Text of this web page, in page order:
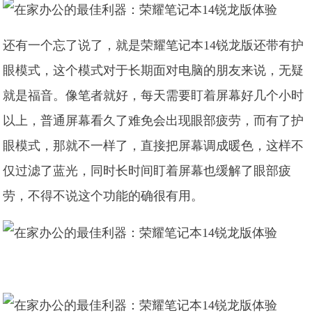
还有一个忘了说了，就是荣耀笔记本14锐龙版还带有护
眼模式，这个模式对于长期面对电脑的朋友来说，无疑
就是福音。像笔者就好，每天需要盯着屏幕好几个小时
以上，普通屏幕看久了难免会出现眼部疲劳，而有了护
眼模式，那就不一样了，直接把屏幕调成暖色，这样不
仅过滤了蓝光，同时长时间盯着屏幕也缓解了眼部疲
劳，不得不说这个功能的确很有用。